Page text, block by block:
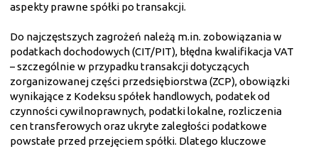
aspekty prawne spółki po transakcji.
Do najczęstszych zagrożeń należą m.in. zobowiązania w
podatkach dochodowych (CIT/PIT), błędna kwalifikacja VAT
– szczególnie w przypadku transakcji dotyczących
zorganizowanej części przedsiębiorstwa (ZCP), obowiązki
wynikające z Kodeksu spółek handlowych, podatek od
czynności cywilnoprawnych, podatki lokalne, rozliczenia
cen transferowych oraz ukryte zaległości podatkowe
powstałe przed przejęciem spółki. Dlatego kluczowe